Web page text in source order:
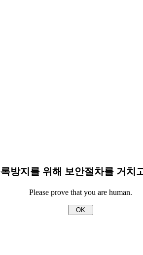
방지를 위해 보안절차를 거치
Please prove that you are human.